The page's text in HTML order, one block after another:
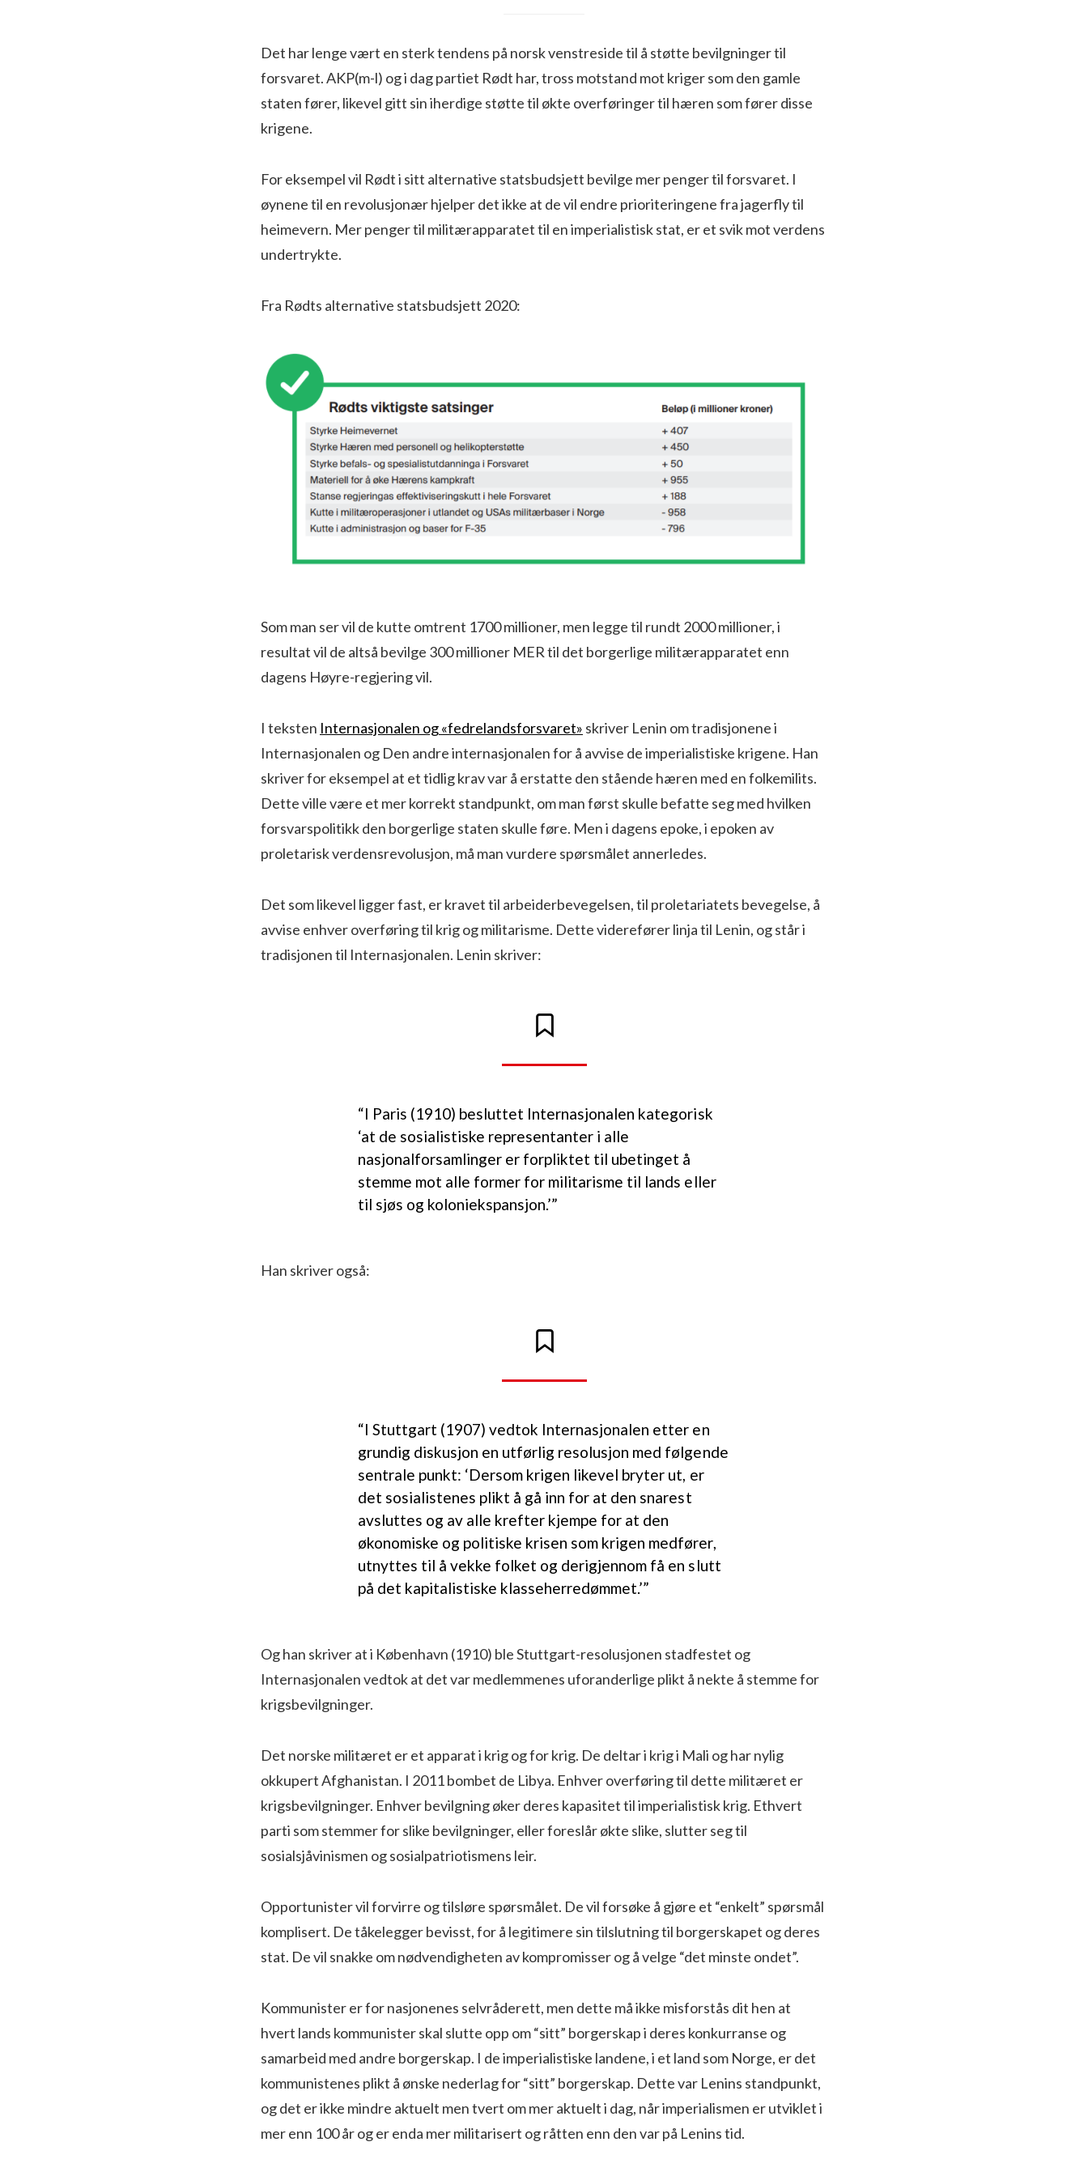
Det har lenge vært en sterk tendens på norsk venstreside til å støtte bevilgninger til
forsvaret. AKP(m-l) og i dag partiet Rødt har, tross motstand mot kriger som den gamle
staten fører, likevel gitt sin iherdige støtte til økte overføringer til hæren som fører disse
krigene.
For eksempel vil Rødt i sitt alternative statsbudsjett bevilge mer penger til forsvaret. I
øynene til en revolusjonær hjelper det ikke at de vil endre prioriteringene fra jagerfly til
heimevern. Mer penger til militærapparatet til en imperialistisk stat, er et svik mot verdens
undertrykte.
Fra Rødts alternative statsbudsjett 2020:
Som man ser vil de kutte omtrent 1700 millioner, men legge til rundt 2000 millioner, i
resultat vil de altså bevilge 300 millioner MER til det borgerlige militærapparatet enn
dagens Høyre-regjering vil.
I teksten Internasjonalen og «fedrelandsforsvaret» skriver Lenin om tradisjonene i
Internasjonalen og Den andre internasjonalen for å avvise de imperialistiske krigene. Han
skriver for eksempel at et tidlig krav var å erstatte den stående hæren med en folkemilits.
Dette ville være et mer korrekt standpunkt, om man først skulle befatte seg med hvilken
forsvarspolitikk den borgerlige staten skulle føre. Men i dagens epoke, i epoken av
proletarisk verdensrevolusjon, må man vurdere spørsmålet annerledes.
Det som likevel ligger fast, er kravet til arbeiderbevegelsen, til proletariatets bevegelse, å
avvise enhver overføring til krig og militarisme. Dette viderefører linja til Lenin, og står i
tradisjonen til Internasjonalen. Lenin skriver:
“I Paris (1910) besluttet Internasjonalen kategorisk
‘at de sosialistiske representanter i alle
nasjonalforsamlinger er forpliktet til ubetinget å
stemme mot alle former for militarisme til lands eller
til sjøs og koloniekspansjon.’”
Han skriver også:
“I Stuttgart (1907) vedtok Internasjonalen etter en
grundig diskusjon en utførlig resolusjon med følgende
sentrale punkt: ‘Dersom krigen likevel bryter ut, er
det sosialistenes plikt å gå inn for at den snarest
avsluttes og av alle krefter kjempe for at den
økonomiske og politiske krisen som krigen medfører,
utnyttes til å vekke folket og derigjennom få en slutt
på det kapitalistiske klasseherredømmet.’”
Og han skriver at i København (1910) ble Stuttgart-resolusjonen stadfestet og
Internasjonalen vedtok at det var medlemmenes uforanderlige plikt å nekte å stemme for
krigsbevilgninger.
Det norske militæret er et apparat i krig og for krig. De deltar i krig i Mali og har nylig
okkupert Afghanistan. I 2011 bombet de Libya. Enhver overføring til dette militæret er
krigsbevilgninger. Enhver bevilgning øker deres kapasitet til imperialistisk krig. Ethvert
parti som stemmer for slike bevilgninger, eller foreslår økte slike, slutter seg til
sosialsjåvinismen og sosialpatriotismens leir.
Opportunister vil forvirre og tilsløre spørsmålet. De vil forsøke å gjøre et “enkelt” spørsmål
komplisert. De tåkelegger bevisst, for å legitimere sin tilslutning til borgerskapet og deres
stat. De vil snakke om nødvendigheten av kompromisser og å velge “det minste ondet”.
Kommunister er for nasjonenes selvråderett, men dette må ikke misforstås dit hen at
hvert lands kommunister skal slutte opp om “sitt” borgerskap i deres konkurranse og
samarbeid med andre borgerskap. I de imperialistiske landene, i et land som Norge, er det
kommunistenes plikt å ønske nederlag for “sitt” borgerskap. Dette var Lenins standpunkt,
og det er ikke mindre aktuelt men tvert om mer aktuelt i dag, når imperialismen er utviklet i
mer enn 100 år og er enda mer militarisert og råtten enn den var på Lenins tid.